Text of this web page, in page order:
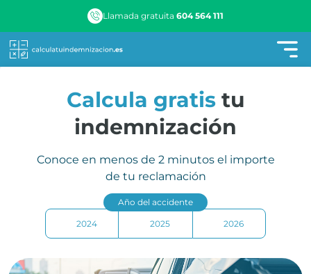
Llamada gratuita604 564 111
Calcula gratistu
indemnización
Conoce en menos de 2 minutos el importe
de tu reclamación
Año del accidente
2024 2025 2026